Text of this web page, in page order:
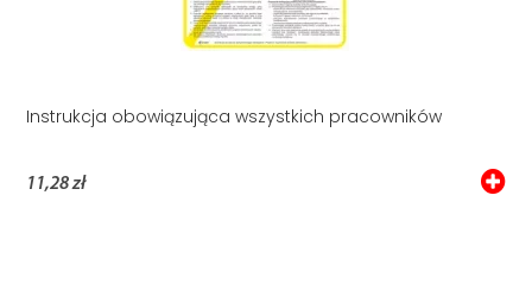
Instrukcja obowiązująca wszystkich pracowników
11,28 zł